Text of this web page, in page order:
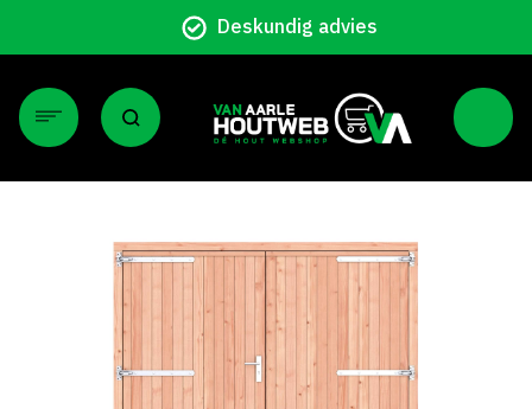
Deskundig advies